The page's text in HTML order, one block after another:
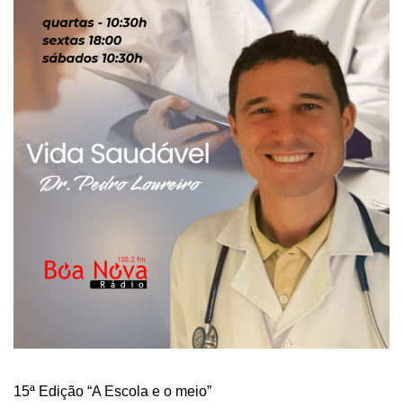
15ª Edição “A Escola e o meio”